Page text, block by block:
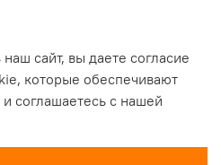
любой форме обратной связи
сайт, вы даете согласие
которые обеспечивают
соглашаетесь с нашей